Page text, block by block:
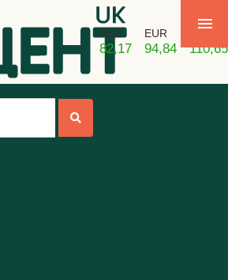
USD
82,17
EUR
94,84 110,65